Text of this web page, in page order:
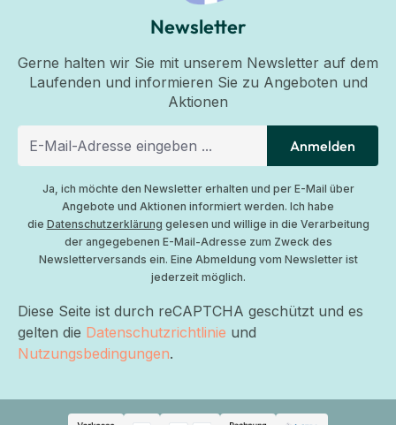
Newsletter
Gerne halten wir Sie mit unserem Newsletter auf dem
Laufenden und informieren Sie zu Angeboten und
Aktionen
Anmelden
Ja, ich möchte den Newsletter erhalten und per E-Mail über
Angebote und Aktionen informiert werden. Ich habe
die Datenschutzerklärung gelesen und willige in die Verarbeitung
der angegebenen E-Mail-Adresse zum Zweck des
Newsletterversands ein. Eine Abmeldung vom Newsletter ist
jederzeit möglich.
Diese Seite ist durch reCAPTCHA geschützt und es
gelten die Datenschutzrichtlinie und
Nutzungsbedingungen.